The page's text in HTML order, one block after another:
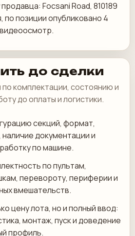
Focsani Road, 810189
по позиции опубликовано 4
до сделки
комплектации, состоянию и
до оплаты и логистики.
секций, формат,
документации и
по машине.
по пультам,
перевороту, периферии и
вмешательств.
цену лота, но и полный ввод:
монтаж, пуск и доведение
профиль.